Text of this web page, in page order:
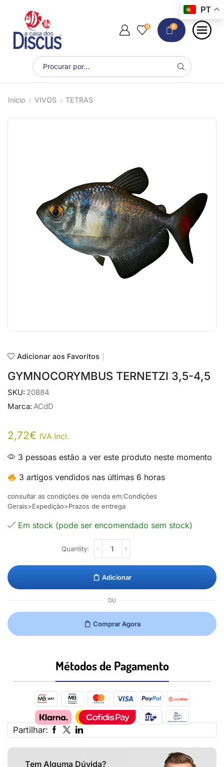
0 0
Início VIVOS TETRAS
Adicionar aos Favoritos
GYMNOCORYMBUS TERNETZI 3,5-4,5
SKU: 20884
Marca: ACdD
2,72€ IVA Incl.
3 pessoas estão a ver este produto neste momento
3 artigos vendidos nas últimas 6 horas
consultar as condições de venda em:Condições
Gerais>Expedição>Prazos de entrega
Em stock (pode ser encomendado sem stock)
Adicionar
OU
Comprar Agora
Métodos de Pagamento​
Partilhar:
Tem Alguma Dúvida?
PT